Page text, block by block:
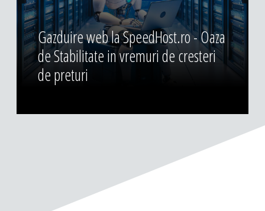
Gazduire web la SpeedHost.ro - Oaza
de Stabilitate in vremuri de cresteri
de preturi